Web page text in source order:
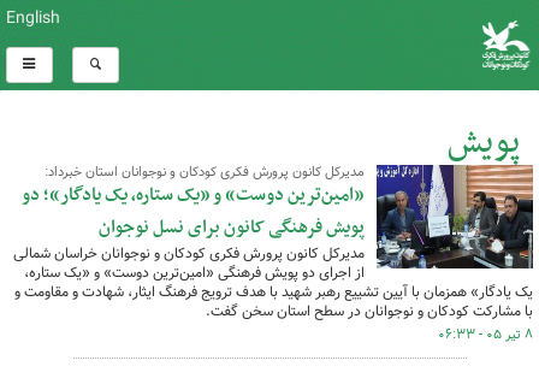
English
پویش
کل اخبار:22
مدیرکل کانون پرورش فکری کودکان و نوجوانان استان خبرداد:
«امین‌ترین دوست» و «یک ستاره، یک یادگار»؛ دو
پویش فرهنگی کانون برای نسل نوجوان
مدیرکل کانون پرورش فکری کودکان و نوجوانان خراسان شمالی
از اجرای دو پویش فرهنگی «امین‌ترین دوست» و «یک ستاره،
یک یادگار» همزمان با آیین تشییع رهبر شهید با هدف ترویج فرهنگ ایثار، شهادت و مقاومت و
با مشارکت کودکان و نوجوانان در سطح استان سخن گفت.
۸ تیر ۰۵ - ۰۶:۳۳